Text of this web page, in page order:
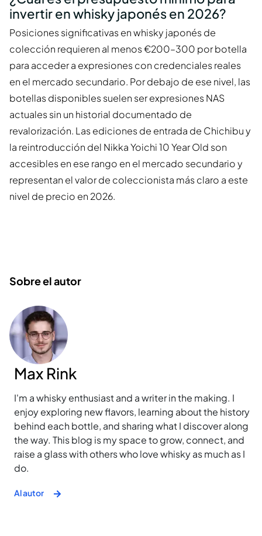
invertir en whisky japonés en 2026?
Posiciones significativas en whisky japonés de
colección requieren al menos €200–300 por botella
para acceder a expresiones con credenciales reales
en el mercado secundario. Por debajo de ese nivel, las
botellas disponibles suelen ser expresiones NAS
actuales sin un historial documentado de
revalorización. Las ediciones de entrada de Chichibu y
la reintroducción del Nikka Yoichi 10 Year Old son
accesibles en ese rango en el mercado secundario y
representan el valor de coleccionista más claro a este
nivel de precio en 2026.
Sobre el autor
Max Rink
I'm a whisky enthusiast and a writer in the making. I
enjoy exploring new flavors, learning about the history
behind each bottle, and sharing what I discover along
the way. This blog is my space to grow, connect, and
raise a glass with others who love whisky as much as I
do.
Al autor